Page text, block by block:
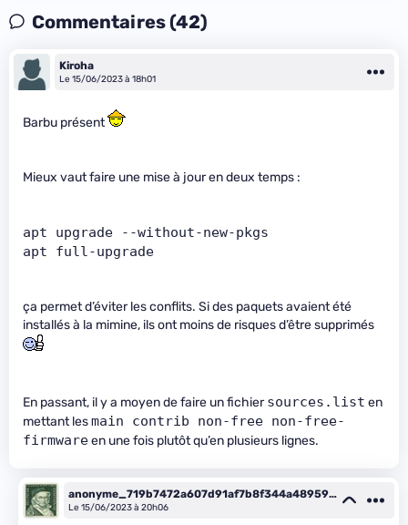
Commentaires (42)
Kiroha
Le 15/06/2023 à 18h01
Barbu présent
Mieux vaut faire une mise à jour en deux temps :
apt upgrade --without-new-pkgs
apt full-upgrade
ça permet d’éviter les conflits. Si des paquets avaient été
installés à la mimine, ils ont moins de risques d’être supprimés
En passant, il y a moyen de faire un fichiersources.list en
mettant lesmain contrib non-free non-free-
firmwareen une fois plutôt qu’en plusieurs lignes.
anonyme_719b7472a607d91af7b8f344a489598
e
Le 15/06/2023 à 20h06